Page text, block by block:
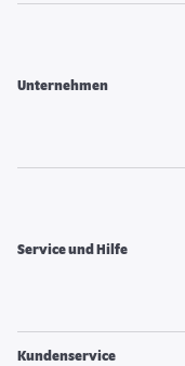
Unternehmen
Service und Hilfe
Kundenservice